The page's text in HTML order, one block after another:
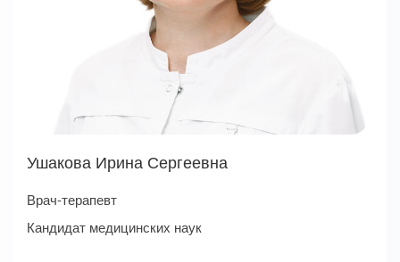
Ушакова Ирина Сергеевна
Врач-терапевт
Кандидат медицинских наук